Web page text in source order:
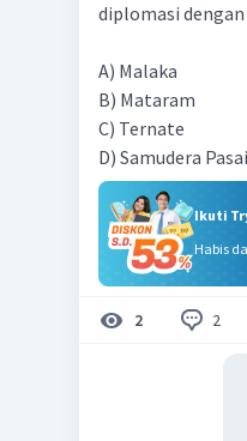
diplomasi
A) Malaka
B) Mataram
C) Ternate
D) Samudera Pasai
Ikuti
Habis
2 2